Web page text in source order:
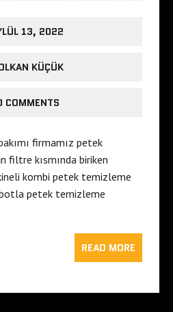
13, 2022
KÜÇÜK
COMMENTS
firmamız petek
filtre kısmında biriken
kombi petek temizleme
petek temizleme
READ MORE